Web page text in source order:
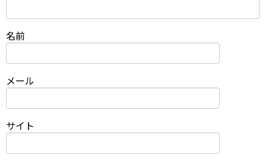
名前
メール
サイト